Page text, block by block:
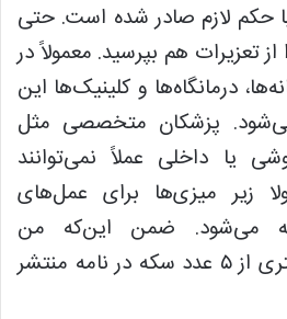
حکم لازم صادر شده است. حتی
از تعزیرات هم بپرسید. معمولاً در
درمانگاه‌ها و کلینیک‌ها این
پزشکان متخصصی مثل
یا داخلی عملاً نمی‌توانند
زیر میزی‌ها برای عمل‌های
می‌شود. ضمن این‌که من
می‌خواهم به نکته مهمتری از ۵ عدد سکه در نامه منتشر